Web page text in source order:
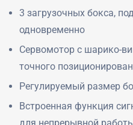
3 загрузочных бокса,
одновременно
Сервомотор с шарико-
точного
Регулируемый размер
Встроенная функция
для непрерывной